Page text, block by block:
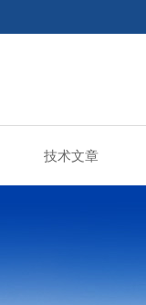
技术文章